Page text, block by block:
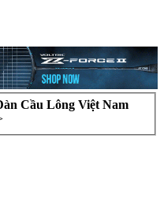
Cầu Lông Việt Nam